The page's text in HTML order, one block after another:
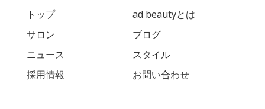
トップ
ad beautyとは
サロン
ブログ
ニュース
スタイル
採用情報
お問い合わせ